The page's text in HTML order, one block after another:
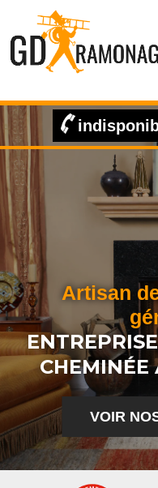
Artisan
CHEMINÉE
VOIR